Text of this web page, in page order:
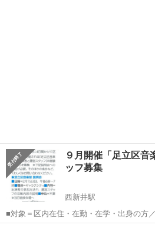
９月開催「足立区音
ッフ募集
西新井駅
■対象＝区内在住・在勤・在学・出身の方
個人 ■内容＝9月に4日間かけて区内３会場